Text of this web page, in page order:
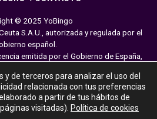
© 2025 YoBingo
S.A.U., autorizada y regulada por el
español.
emitida por el Gobierno de España,
online. El juego es una forma de
es ofrecer diversión y emoción a los
web. Juega con moderación siguiendo
para el juego responsable.
y de terceros para analizar el uso del
relacionada con tus preferencias
a partir de tus hábitos de
visitadas). Política de cookies